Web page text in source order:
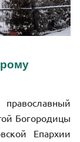
Богородицы
Епархии